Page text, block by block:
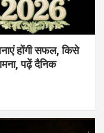
होंगी सफल, किसे
पढ़ें दैनिक